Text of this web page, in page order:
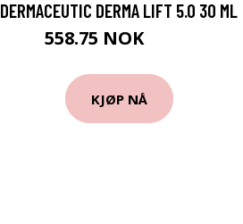
DERMACEUTIC DERMA LIFT 5.0 30 ML
558.75 NOK
KJØP NÅ